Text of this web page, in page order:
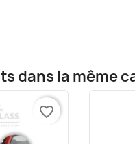
dans la même
favorite_border